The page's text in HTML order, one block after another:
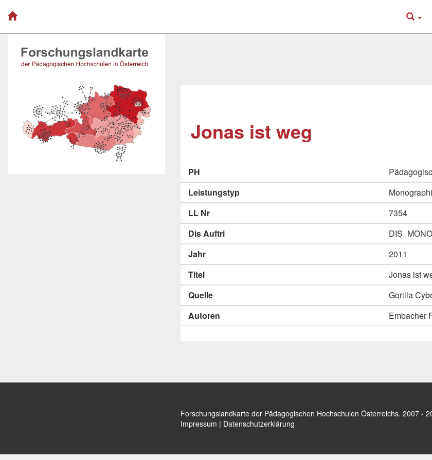
Jonas ist weg
PH
Leistungstyp
LL Nr
7354
Dis Auftri
Jahr
2011
Titel
Jonas ist
Quelle
Gorilla
Autoren
Embacher
Forschungslandkarte der Pädagogischen Hochschulen Österreichs. 2007 -
Impressum | Datenschutzerklärung